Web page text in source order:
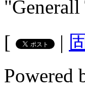
[
|
Powered